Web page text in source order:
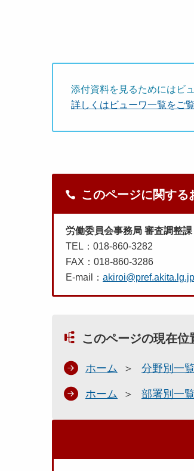
添付資料を見るためにはビ
詳しくはビューワ一覧をご
このページに関する
労働委員会事務局 審査調整
TEL：018-860-3282
FAX：018-860-3286
E-mail： akiroi@pref.akita.lg.jp
このページの現在位
ホーム 分野別一覧
ホーム 部署別一覧